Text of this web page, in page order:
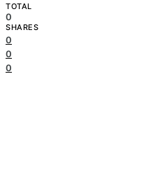
TOTAL
0
SHARES
0
0
0